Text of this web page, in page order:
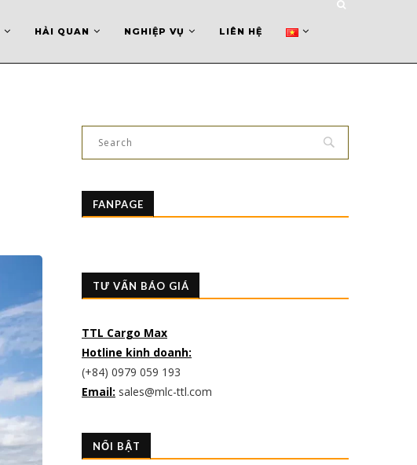
HẢI QUAN NGHIỆP VỤ LIÊN HỆ
FANPAGE
TƯ VẤN BÁO GIÁ
TTL Cargo Max
Hotline kinh doanh:
(+84) 0979 059 193
Email: sales@mlc-ttl.com
NỔI BẬT